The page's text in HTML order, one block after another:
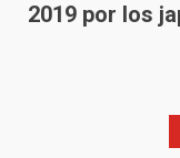
2019 por los